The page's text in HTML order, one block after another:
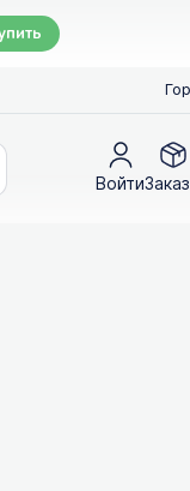
Войти